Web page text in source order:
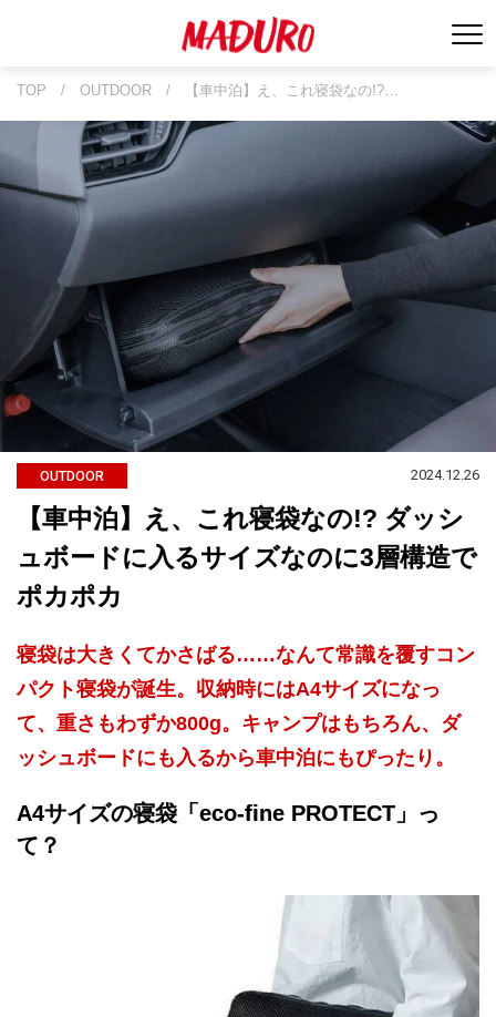
TOP / OUTDOOR / 【車中泊】え、これ寝袋なの!?…
OUTDOOR 2024.12.26
【車中泊】え、これ寝袋なの!? ダッシ
ュボードに入るサイズなのに3層構造で
ポカポカ
寝袋は大きくてかさばる……なんて常識を覆すコン
パクト寝袋が誕生。収納時にはA4サイズになっ
て、重さもわずか800g。キャンプはもちろん、ダ
ッシュボードにも入るから車中泊にもぴったり。
A4サイズの寝袋「eco-fine PROTECT」っ
て？